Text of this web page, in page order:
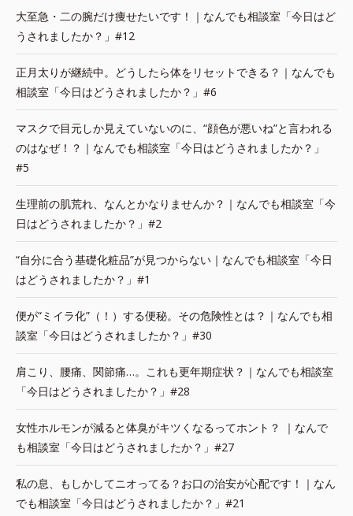
大至急・二の腕だけ痩せたいです！｜なんでも相談室「今日はど
うされましたか？」#12
正月太りが継続中。どうしたら体をリセットできる？｜なんでも
相談室「今日はどうされましたか？」#6
マスクで目元しか見えていないのに、“顔色が悪いね”と言われる
のはなぜ！？｜なんでも相談室「今日はどうされましたか？」
#5
生理前の肌荒れ、なんとかなりませんか？｜なんでも相談室「今
日はどうされましたか？」#2
“自分に合う基礎化粧品”が見つからない｜なんでも相談室「今日
はどうされましたか？」#1
便が“ミイラ化”（！）する便秘。その危険性とは？｜なんでも相
談室「今日はどうされましたか？」#30
肩こり、腰痛、関節痛…。これも更年期症状？｜なんでも相談室
「今日はどうされましたか？」#28
女性ホルモンが減ると体臭がキツくなるってホント？ ｜なんで
も相談室「今日はどうされましたか？」#27
私の息、もしかしてニオってる？お口の治安が心配です！｜なん
でも相談室「今日はどうされましたか？」#21